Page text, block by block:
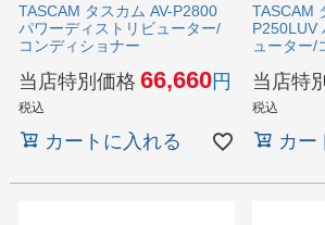
TASCAM タスカム AV-P2800
パワーディストリビューター/
コンディショナー
当店特別価格 66,660
税込
カートに入れる
TASCAM
P250LUV
ューター/
当店特
税込
カー